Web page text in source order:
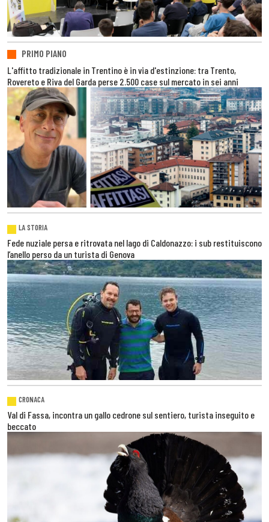
PRIMO PIANO
L'affitto tradizionale in Trentino è in via d'estinzione: tra Trento,
Rovereto e Riva del Garda perse 2.500 case sul mercato in sei anni
LA STORIA
Fede nuziale persa e ritrovata nel lago di Caldonazzo: i sub restituiscono
l’anello perso da un turista di Genova
CRONACA
Val di Fassa, incontra un gallo cedrone sul sentiero, turista inseguito e
beccato